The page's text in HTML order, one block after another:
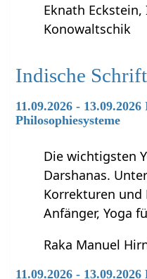
Eknath Eckstein,
Konowaltschik
Indische
11.09.2026 -
Philosophiesysteme
Die wichtigsten
Darshanas.
Korrekturen
Anfänger, Yoga
Raka Manuel
11.09.2026 - 13.09.2026